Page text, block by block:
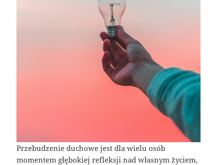
Przebudzenie duchowe jest dla wielu osób
momentem głębokiej refleksji nad własnym życiem,